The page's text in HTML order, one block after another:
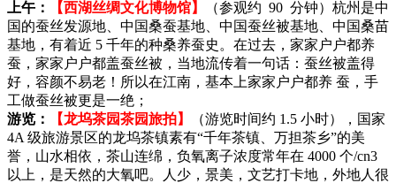
上午： 【西湖丝绸文化博物馆】
（参观约 90 分钟）杭州是中
国的蚕丝发源地、中国桑蚕基地、中国蚕丝被基地、中国桑苗
基地，有着近 5 千年的种桑养蚕史。在过去，家家户户都养
蚕，家家户户都盖蚕丝被，当地流传着一句话：蚕丝被盖得
好，容颜不易老！所以在江南，基本上家家户户都养 蚕，手
工做蚕丝被更是一绝；
游览：
【龙坞茶园茶园旅拍】
（游览时间约 1.5 小时），国家
4A 级旅游景区的龙坞茶镇素有“千年茶镇、万担茶乡”的美
誉，山水相依，茶山连绵，负氧离子浓度常年在 4000 个/cn3
以上，是天然的大氧吧。人少，景美，文艺打卡地，外地人很